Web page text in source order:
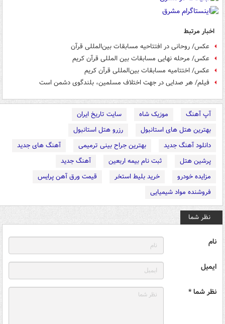
اخبار مرتبط
عکس/ روحانی در افتتاحیه مسابقات بین‌المللی قرآن
عکس/ مرحله نهایی مسابقات بین المللی قرآن کریم
عکس/ اختتامیه مسابقات بین‌المللی قرآن کریم
فیلم/ هر صدایی در جهت اختلاف مسلمین، بلندگوی دشمن است
آپ آهنگ موزیک شاه
سایت تاریخ ایران
بهترین هتل های استانبول
رزرو هتل استانبول
دانلود آهنگ جدید
بهترین جراح بینی ترمیمی
آهنگ های جدید
پرشین هتل
ثبت نام بیمه اربعین
آهنگ جدید
مزایده خودرو
خرید بلیط استخر
قیمت ورق آهن پرایس
فروشنده مواد شیمیایی
نظر شما
نام
ایمیل
نظر شما *